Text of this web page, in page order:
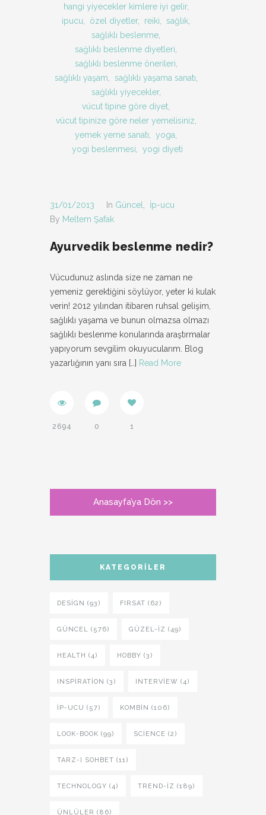
hangi yiyecekler kimlere iyi gelir,
ipucu
özel diyetler, reiki sağlık
sağlıklı beslenme
sağlıklı beslenme diyetleri
sağlıklı beslenme önerileri
sağlıklı yaşam
sağlıklı yaşama sanatı
sağlıklı yiyecekler,
vücut tipine göre diyet
vücut tipinize göre neler yemelisiniz
yemek yeme sanatı
yoga
yogi beslenmesi
yogi diyeti
31/01/2013 In Güncel
İp-ucu
By Meltem Şafak
Ayurvedik beslenme nedir?
Vücudunuz aslında size ne zaman ne
yemeniz gerektiğini söylüyor, yeter ki kulak
verin! 2012 yılından itibaren ruhsal gelişim,
sağlıklı yaşama ve bunun olmazsa olmazı
sağlıklı beslenme konularında araştırmalar
yapıyorum sevgilim okuyucularım. Blog
yazarlığının yanı sıra […] Read More
2694 0 1
Anasayfa’ya Dön >>
KATEGORILER
DESIGN (93) FIRSAT (62)
GÜNCEL (576) GÜZEL-IZ (49)
HEALTH (4) HOBBY (3)
INSPIRATION (3) INTERVIEW (4)
İP-UCU (57) KOMBIN (106)
LOOK-BOOK (99) SCIENCE (2)
TARZ-I SOHBET (11)
TECHNOLOGY (4) TREND-IZ (189)
ÜNLÜLER (86)